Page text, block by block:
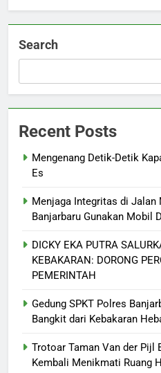
Search
Recent Posts
Mengenang Detik-Detik
Es
Menjaga Integritas di Jalan
Banjarbaru Gunakan Mobil
DICKY EKA PUTRA
KEBAKARAN: DORONG
PEMERINTAH
Gedung SPKT Polres
Bangkit dari Kebakaran
Trotoar Taman Van der Pijl
Kembali Menikmati Ruang